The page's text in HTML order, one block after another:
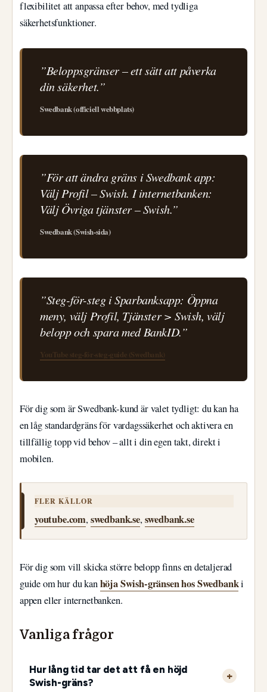
flexibilitet att anpassa efter behov, med tydliga
säkerhetsfunktioner.
”Beloppsgränser – ett sätt att påverka
din säkerhet.”
Swedbank (officiell webbplats)
”För att ändra gräns i Swedbank app:
Välj Profil – Swish. I internetbanken:
Välj Övriga tjänster – Swish.”
Swedbank (Swish-sida)
”Steg-för-steg i Sparbanksapp: Öppna
meny, välj Profil, Tjänster > Swish, välj
belopp och spara med BankID.”
YouTube steg-för-steg-guide (Swedbank)
För dig som är Swedbank-kund är valet tydligt: du kan ha
en låg standardgräns för vardagssäkerhet och aktivera en
tillfällig topp vid behov – allt i din egen takt, direkt i
mobilen.
FLER KÄLLOR
youtube.com,swedbank.se,swedbank.se
För dig som vill skicka större belopp finns en detaljerad
guide om hur du kanhöja Swish-gränsen hos Swedbanki
appen eller internetbanken.
Vanliga frågor
Hur lång tid tar det att få en höjd
Swish-gräns?